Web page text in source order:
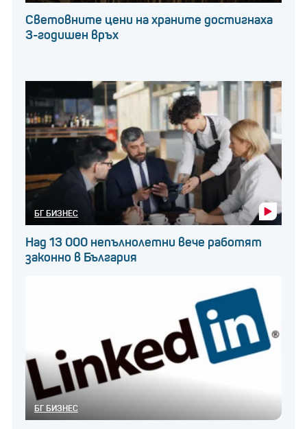
Световните цени на храните достигнаха
3-годишен връх
БГ БИЗНЕС
Над 13 000 непълнолетни вече работят
законно в България
БГ БИЗНЕС